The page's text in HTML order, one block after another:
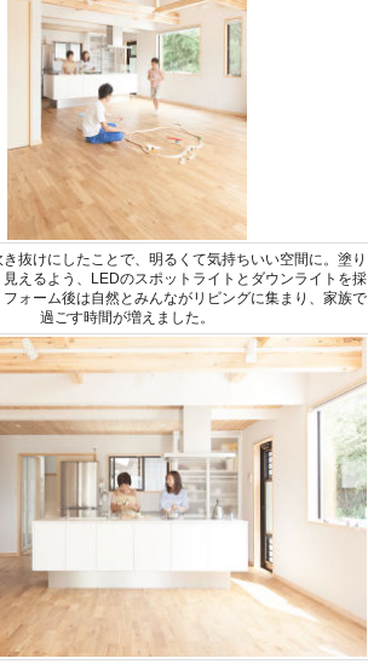
抜けにしたことで、明るくて気持ちいい空間に。塗り
えるよう、LEDのスポットライトとダウンライトを採
ォーム後は自然とみんながリビングに集まり、家族で
過ごす時間が増えました。